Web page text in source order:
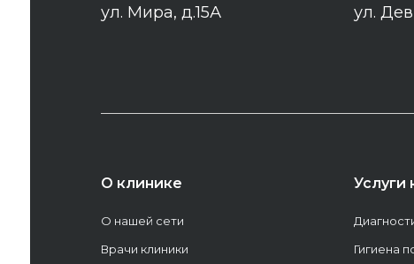
ул. Мира, д.15А ул.
О клинике
О нашей сети
Врачи клиники
Услуги
Гигиена